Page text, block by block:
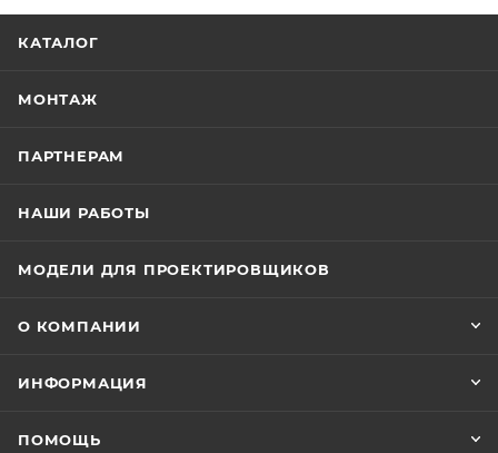
КАТАЛОГ
МОНТАЖ
ПАРТНЕРАМ
НАШИ РАБОТЫ
МОДЕЛИ ДЛЯ ПРОЕКТИРОВЩИКОВ
О КОМПАНИИ
ИНФОРМАЦИЯ
ПОМОЩЬ